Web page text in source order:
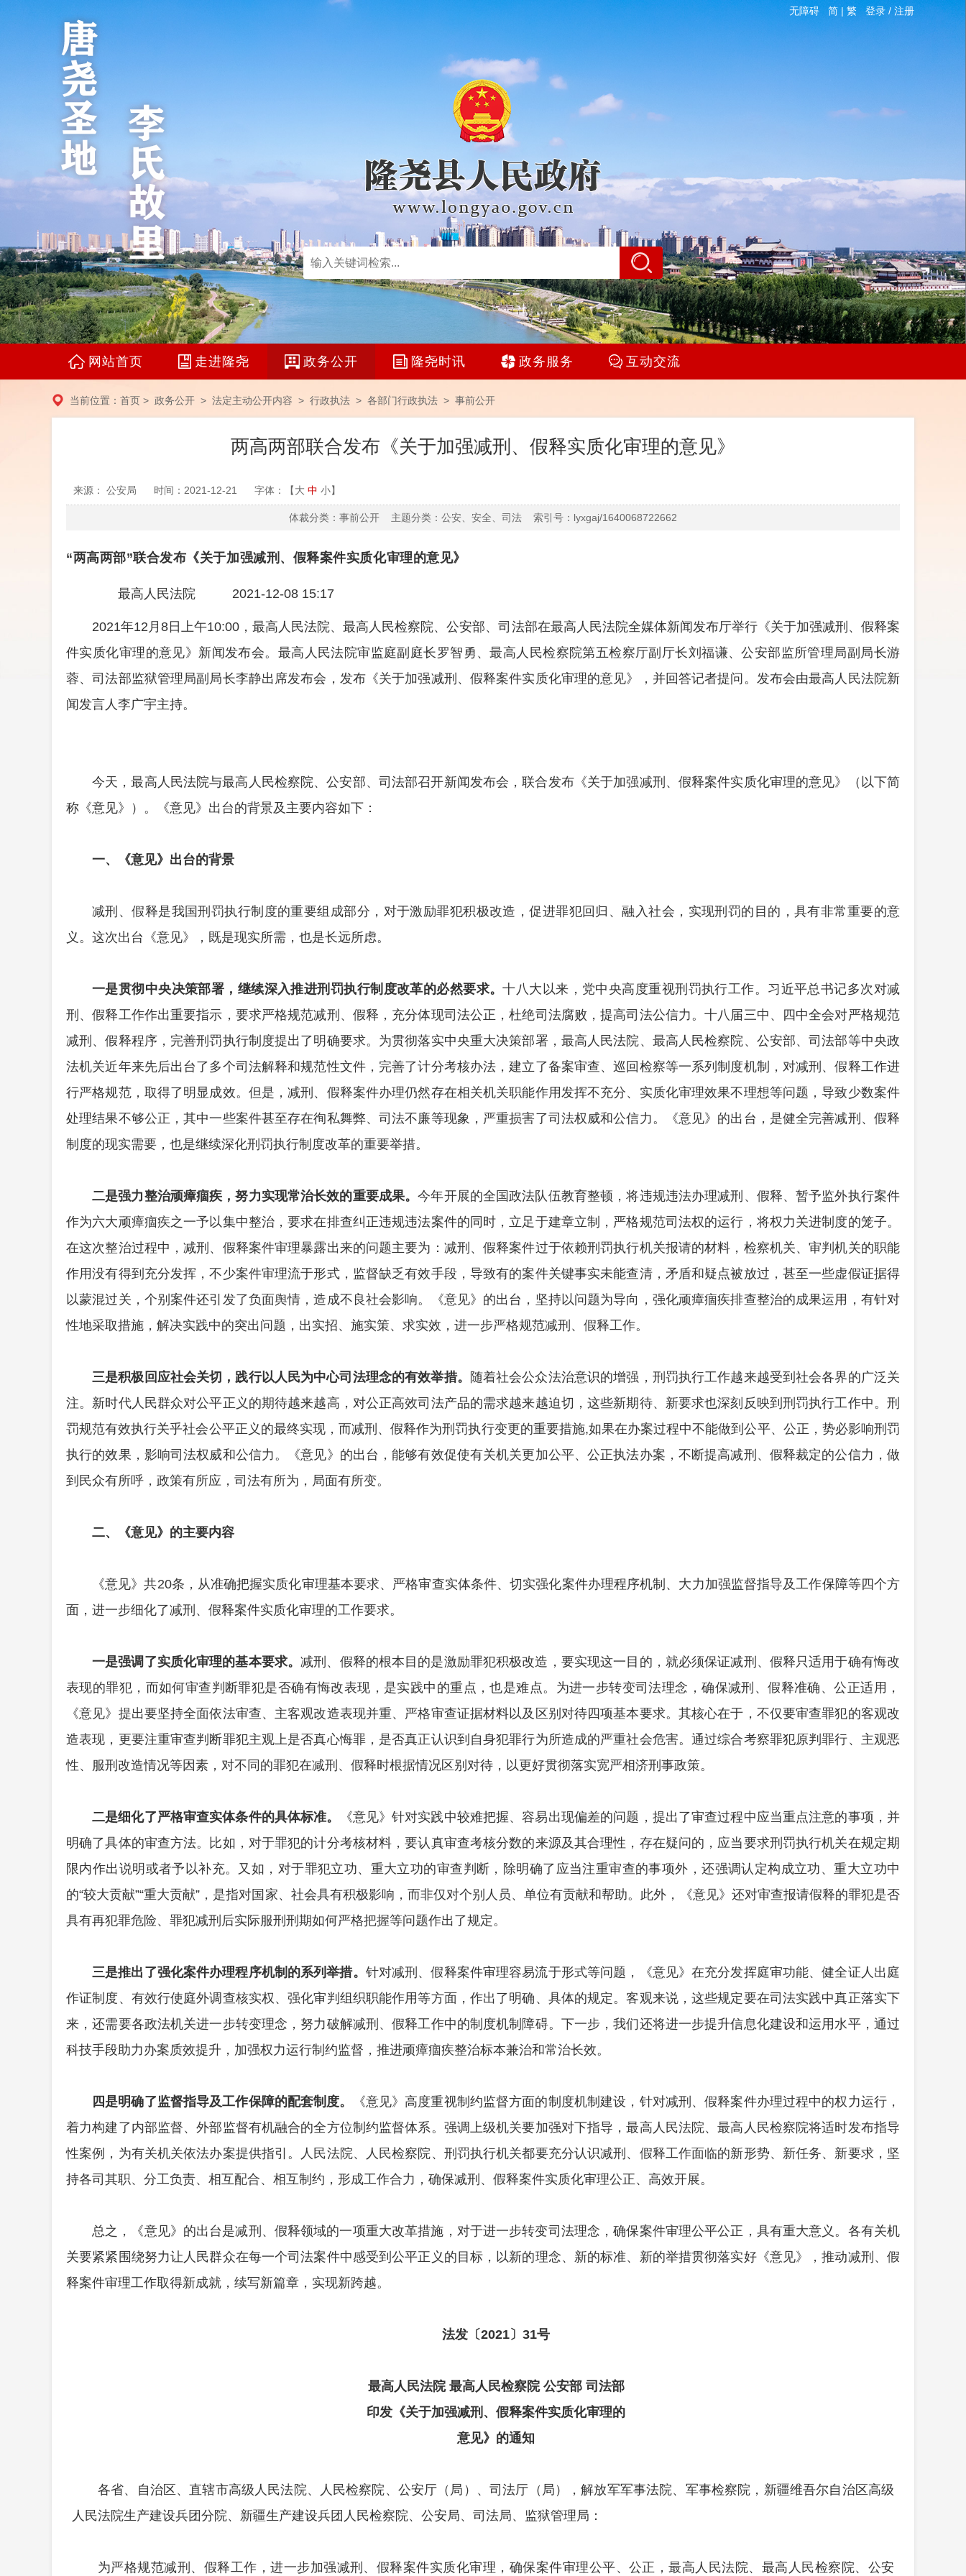
无障碍 简 |繁 登录/ 注册
网站首页 走进隆尧 政务公开 隆尧时讯 政务服务 互动交流
当前位置： 首页 > 政务公开 > 法定主动公开内容 > 行政执法 > 各部门行政执法 > 事前公开
两高两部联合发布《关于加强减刑、假释实质化审理的意见》
来源： 公安局 时间：2021-12-21 字体：【大 中 小】
体裁分类：事前公开 主题分类：公安、安全、司法 索引号：lyxgaj/1640068722662
“两高两部”联合发布《关于加强减刑、假释案件实质化审理的意见》
最高人民法院 2021-12-08 15:17
2021年12月8日上午10:00，最高人民法院、最高人民检察院、公安部、司法部在最高人民法院全媒体新闻发布厅举行《关于加强减刑、假释案
件实质化审理的意见》新闻发布会。最高人民法院审监庭副庭长罗智勇、最高人民检察院第五检察厅副厅长刘福谦、公安部监所管理局副局长游
蓉、司法部监狱管理局副局长李静出席发布会，发布《关于加强减刑、假释案件实质化审理的意见》，并回答记者提问。发布会由最高人民法院新
闻发言人李广宇主持。
今天，最高人民法院与最高人民检察院、公安部、司法部召开新闻发布会，联合发布《关于加强减刑、假释案件实质化审理的意见》（以下简
称《意见》）。《意见》出台的背景及主要内容如下：
一、《意见》出台的背景
减刑、假释是我国刑罚执行制度的重要组成部分，对于激励罪犯积极改造，促进罪犯回归、融入社会，实现刑罚的目的，具有非常重要的意
义。这次出台《意见》，既是现实所需，也是长远所虑。
一是贯彻中央决策部署，继续深入推进刑罚执行制度改革的必然要求。十八大以来，党中央高度重视刑罚执行工作。习近平总书记多次对减
刑、假释工作作出重要指示，要求严格规范减刑、假释，充分体现司法公正，杜绝司法腐败，提高司法公信力。十八届三中、四中全会对严格规范
减刑、假释程序，完善刑罚执行制度提出了明确要求。为贯彻落实中央重大决策部署，最高人民法院、最高人民检察院、公安部、司法部等中央政
法机关近年来先后出台了多个司法解释和规范性文件，完善了计分考核办法，建立了备案审查、巡回检察等一系列制度机制，对减刑、假释工作进
行严格规范，取得了明显成效。但是，减刑、假释案件办理仍然存在相关机关职能作用发挥不充分、实质化审理效果不理想等问题，导致少数案件
处理结果不够公正，其中一些案件甚至存在徇私舞弊、司法不廉等现象，严重损害了司法权威和公信力。《意见》的出台，是健全完善减刑、假释
制度的现实需要，也是继续深化刑罚执行制度改革的重要举措。
二是强力整治顽瘴痼疾，努力实现常治长效的重要成果。今年开展的全国政法队伍教育整顿，将违规违法办理减刑、假释、暂予监外执行案件
作为六大顽瘴痼疾之一予以集中整治，要求在排查纠正违规违法案件的同时，立足于建章立制，严格规范司法权的运行，将权力关进制度的笼子。
在这次整治过程中，减刑、假释案件审理暴露出来的问题主要为：减刑、假释案件过于依赖刑罚执行机关报请的材料，检察机关、审判机关的职能
作用没有得到充分发挥，不少案件审理流于形式，监督缺乏有效手段，导致有的案件关键事实未能查清，矛盾和疑点被放过，甚至一些虚假证据得
以蒙混过关，个别案件还引发了负面舆情，造成不良社会影响。《意见》的出台，坚持以问题为导向，强化顽瘴痼疾排查整治的成果运用，有针对
性地采取措施，解决实践中的突出问题，出实招、施实策、求实效，进一步严格规范减刑、假释工作。
三是积极回应社会关切，践行以人民为中心司法理念的有效举措。
随着社会公众法治意识的增强，刑罚执行工作越来越受到社会各界的广泛关
注。新时代人民群众对公平正义的期待越来越高，对公正高效司法产品的需求越来越迫切，这些新期待、新要求也深刻反映到刑罚执行工作中。刑
罚规范有效执行关乎社会公平正义的最终实现，而减刑、假释作为刑罚执行变更的重要措施,如果在办案过程中不能做到公平、公正，势必影响刑罚
执行的效果，影响司法权威和公信力。《意见》的出台，能够有效促使有关机关更加公平、公正执法办案，不断提高减刑、假释裁定的公信力，做
到民众有所呼，政策有所应，司法有所为，局面有所变。
二、《意见》的主要内容
《意见》共20条，从准确把握实质化审理基本要求、严格审查实体条件、切实强化案件办理程序机制、大力加强监督指导及工作保障等四个方
面，进一步细化了减刑、假释案件实质化审理的工作要求。
一是强调了实质化审理的基本要求。减刑、假释的根本目的是激励罪犯积极改造，要实现这一目的，就必须保证减刑、假释只适用于确有悔改
表现的罪犯，而如何审查判断罪犯是否确有悔改表现，是实践中的重点，也是难点。为进一步转变司法理念，确保减刑、假释准确、公正适用，
《意见》提出要坚持全面依法审查、主客观改造表现并重、严格审查证据材料以及区别对待四项基本要求。其核心在于，不仅要审查罪犯的客观改
造表现，更要注重审查判断罪犯主观上是否真心悔罪，是否真正认识到自身犯罪行为所造成的严重社会危害。通过综合考察罪犯原判罪行、主观恶
性、服刑改造情况等因素，对不同的罪犯在减刑、假释时根据情况区别对待，以更好贯彻落实宽严相济刑事政策。
二是细化了严格审查实体条件的具体标准。
《意见》针对实践中较难把握、容易出现偏差的问题，提出了审查过程中应当重点注意的事项，并
明确了具体的审查方法。比如，对于罪犯的计分考核材料，要认真审查考核分数的来源及其合理性，存在疑问的，应当要求刑罚执行机关在规定期
限内作出说明或者予以补充。又如，对于罪犯立功、重大立功的审查判断，除明确了应当注重审查的事项外，还强调认定构成立功、重大立功中
的“较大贡献”“重大贡献”，是指对国家、社会具有积极影响，而非仅对个别人员、单位有贡献和帮助。此外，《意见》还对审查报请假释的罪犯是否
具有再犯罪危险、罪犯减刑后实际服刑刑期如何严格把握等问题作出了规定。
三是推出了强化案件办理程序机制的系列举措。 针对减刑、假释案件审理容易流于形式等问题，《意见》在充分发挥庭审功能、健全证人出庭
作证制度、有效行使庭外调查核实权、强化审判组织职能作用等方面，作出了明确、具体的规定。客观来说，这些规定要在司法实践中真正落实下
来，还需要各政法机关进一步转变理念，努力破解减刑、假释工作中的制度机制障碍。下一步，我们还将进一步提升信息化建设和运用水平，通过
科技手段助力办案质效提升，加强权力运行制约监督，推进顽瘴痼疾整治标本兼治和常治长效。
四是明确了监督指导及工作保障的配套制度。
《意见》高度重视制约监督方面的制度机制建设，针对减刑、假释案件办理过程中的权力运行，
着力构建了内部监督、外部监督有机融合的全方位制约监督体系。强调上级机关要加强对下指导，最高人民法院、最高人民检察院将适时发布指导
性案例，为有关机关依法办案提供指引。人民法院、人民检察院、刑罚执行机关都要充分认识减刑、假释工作面临的新形势、新任务、新要求，坚
持各司其职、分工负责、相互配合、相互制约，形成工作合力，确保减刑、假释案件实质化审理公正、高效开展。
总之，《意见》的出台是减刑、假释领域的一项重大改革措施，对于进一步转变司法理念，确保案件审理公平公正，具有重大意义。各有关机
关要紧紧围绕努力让人民群众在每一个司法案件中感受到公平正义的目标，以新的理念、新的标准、新的举措贯彻落实好《意见》，推动减刑、假
释案件审理工作取得新成就，续写新篇章，实现新跨越。
法发〔2021〕31号
最高人民法院 最高人民检察院 公安部 司法部
印发《关于加强减刑、假释案件实质化审理的
意见》的通知
各省、自治区、直辖市高级人民法院、人民检察院、公安厅（局）、司法厅（局），解放军军事法院、军事检察院，新疆维吾尔自治区高级
人民法院生产建设兵团分院、新疆生产建设兵团人民检察院、公安局、司法局、监狱管理局：
为严格规范减刑、假释工作，进一步加强减刑、假释案件实质化审理，确保案件审理公平、公正，最高人民法院、最高人民检察院、公安